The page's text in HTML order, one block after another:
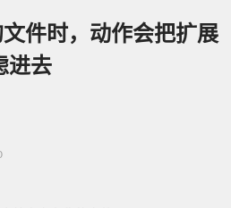
文件时，动作会把扩展
进去